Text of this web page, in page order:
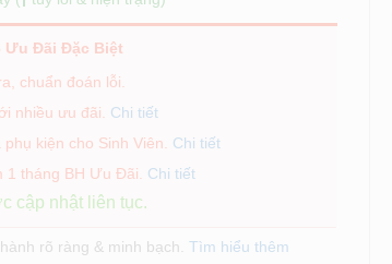
Ưu Đãi Đặc Biệt
chuẩn đoán lỗi.
nhiều ưu đãi. Chi tiết
kiện cho Sinh Viên. Chi tiết
tháng BH Ưu Đãi. Chi tiết
cập nhật liên tục.
rõ ràng & minh bạch.Tìm hiểu thêm